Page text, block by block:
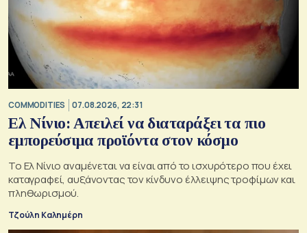
COMMODITIES 07.08.2026, 22:31
Ελ Νίνιο: Απειλεί να διαταράξει τα πιο
εμπορεύσιμα προϊόντα στον κόσμο
Το Ελ Νίνιο αναμένεται να είναι από το ισχυρότερο που έχει
καταγραφεί, αυξάνοντας τον κίνδυνο έλλειψης τροφίμων και
πληθωρισμού.
Τζούλη Καλημέρη